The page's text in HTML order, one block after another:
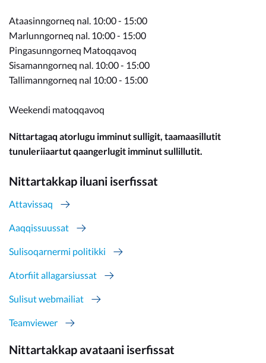
Ataasinngorneq nal. 10:00 - 15:00
Marlunngorneq nal. 10:00 - 15:00
Pingasunngorneq Matoqqavoq
Sisamanngorneq nal. 10:00 - 15:00
Tallimanngorneq nal 10:00 - 15:00
Weekendi matoqqavoq
Nittartagaq atorlugu imminut sulligit, taamaasillutit
tunuleriiaartut qaangerlugit imminut sullillutit.
Nittartakkap iluani iserfissat
Attavissaq
Aaqqissuussat
Sulisoqarnermi politikki
Atorfiit allagarsiussat
Sulisut webmailiat
Teamviewer
Nittartakkap avataani iserfissat